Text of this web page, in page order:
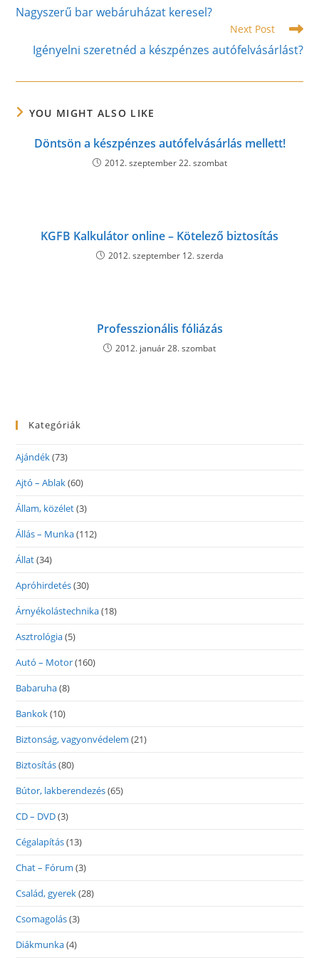
articles
Nagyszerű bar webáruházat keresel?
Next Post
Igényelni szeretnéd a készpénzes autófelvásárlást?
YOU MIGHT ALSO LIKE
Döntsön a készpénzes autófelvásárlás mellett!
2012. szeptember 22. szombat
KGFB Kalkulátor online – Kötelező biztosítás
2012. szeptember 12. szerda
Professzionális fóliázás
2012. január 28. szombat
Kategóriák
Ajándék(73)
Ajtó – Ablak(60)
Állam, közélet(3)
Állás – Munka(112)
Állat(34)
Apróhirdetés(30)
Árnyékolástechnika(18)
Asztrológia(5)
Autó – Motor(160)
Babaruha(8)
Bankok(10)
Biztonság, vagyonvédelem (21)
Biztosítás(80)
Bútor, lakberendezés(65)
CD – DVD(3)
Cégalapítás(13)
Chat – Fórum (3)
Család, gyerek(28)
Csomagolás(3)
Diákmunka(4)